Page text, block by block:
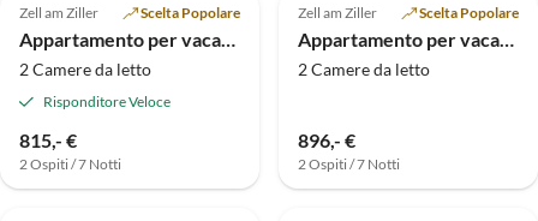
Zell am Ziller Scelta Popolare
Appartamento per vacanze nella casa Gatterland
2 Camere da letto
Risponditore Veloce
815,- €
2 Ospiti / 7 Notti
Zell am Ziller Scelta Popolare
Appartamento per vacanze Schweinberger 2
2 Camere da letto
896,- €
2 Ospiti / 7 Notti
Alto
5.0 (4)
Alto
4.9 (3)